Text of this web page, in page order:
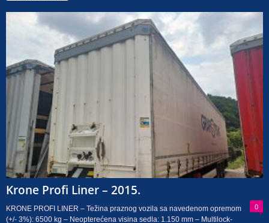
Krone Profi Liner – 2015.
0
KRONE PROFI LINER – Težina praznog vozila sa navedenom opremom
(+/- 3%): 6500 kg – Neopterećena visina sedla: 1.150 mm – Multilock-